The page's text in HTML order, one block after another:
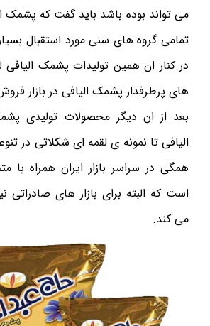
می تواند بوده باشد باید گفت که پشمک
تمامی گروه های سنی مورد استقبال
در کنار ان همین تولیدات پشمک الیافی
های پرطرفدار پشمک الیافی در بازار
بعد از ان دیگر محصولات تولیدی
الیافی تا نمونه ی لقمه ای شکلاتی در
همگی در سراسر بازار ایران همراه با
است که البته برای بازار های صادراتی
می کند.